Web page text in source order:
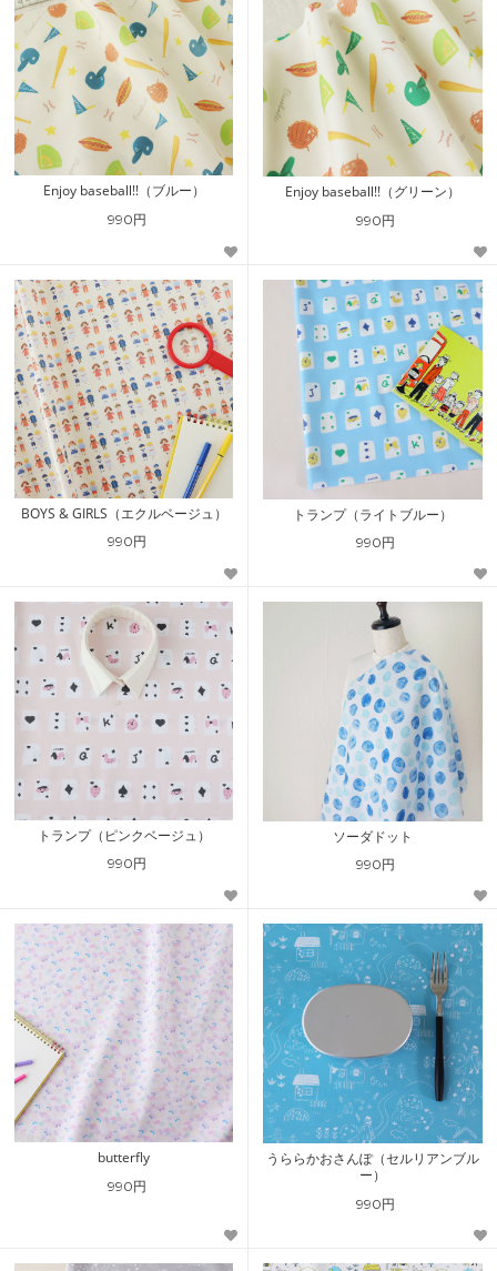
Enjoy baseball!!（ブルー）
990円
Enjoy baseball!!（グリーン）
990円
BOYS & GIRLS（エクルベージュ）
990円
トランプ（ライトブルー）
990円
トランプ（ピンクベージュ）
990円
ソーダドット
990円
butterfly
990円
うららかおさんぽ（セルリアンブル
ー）
990円